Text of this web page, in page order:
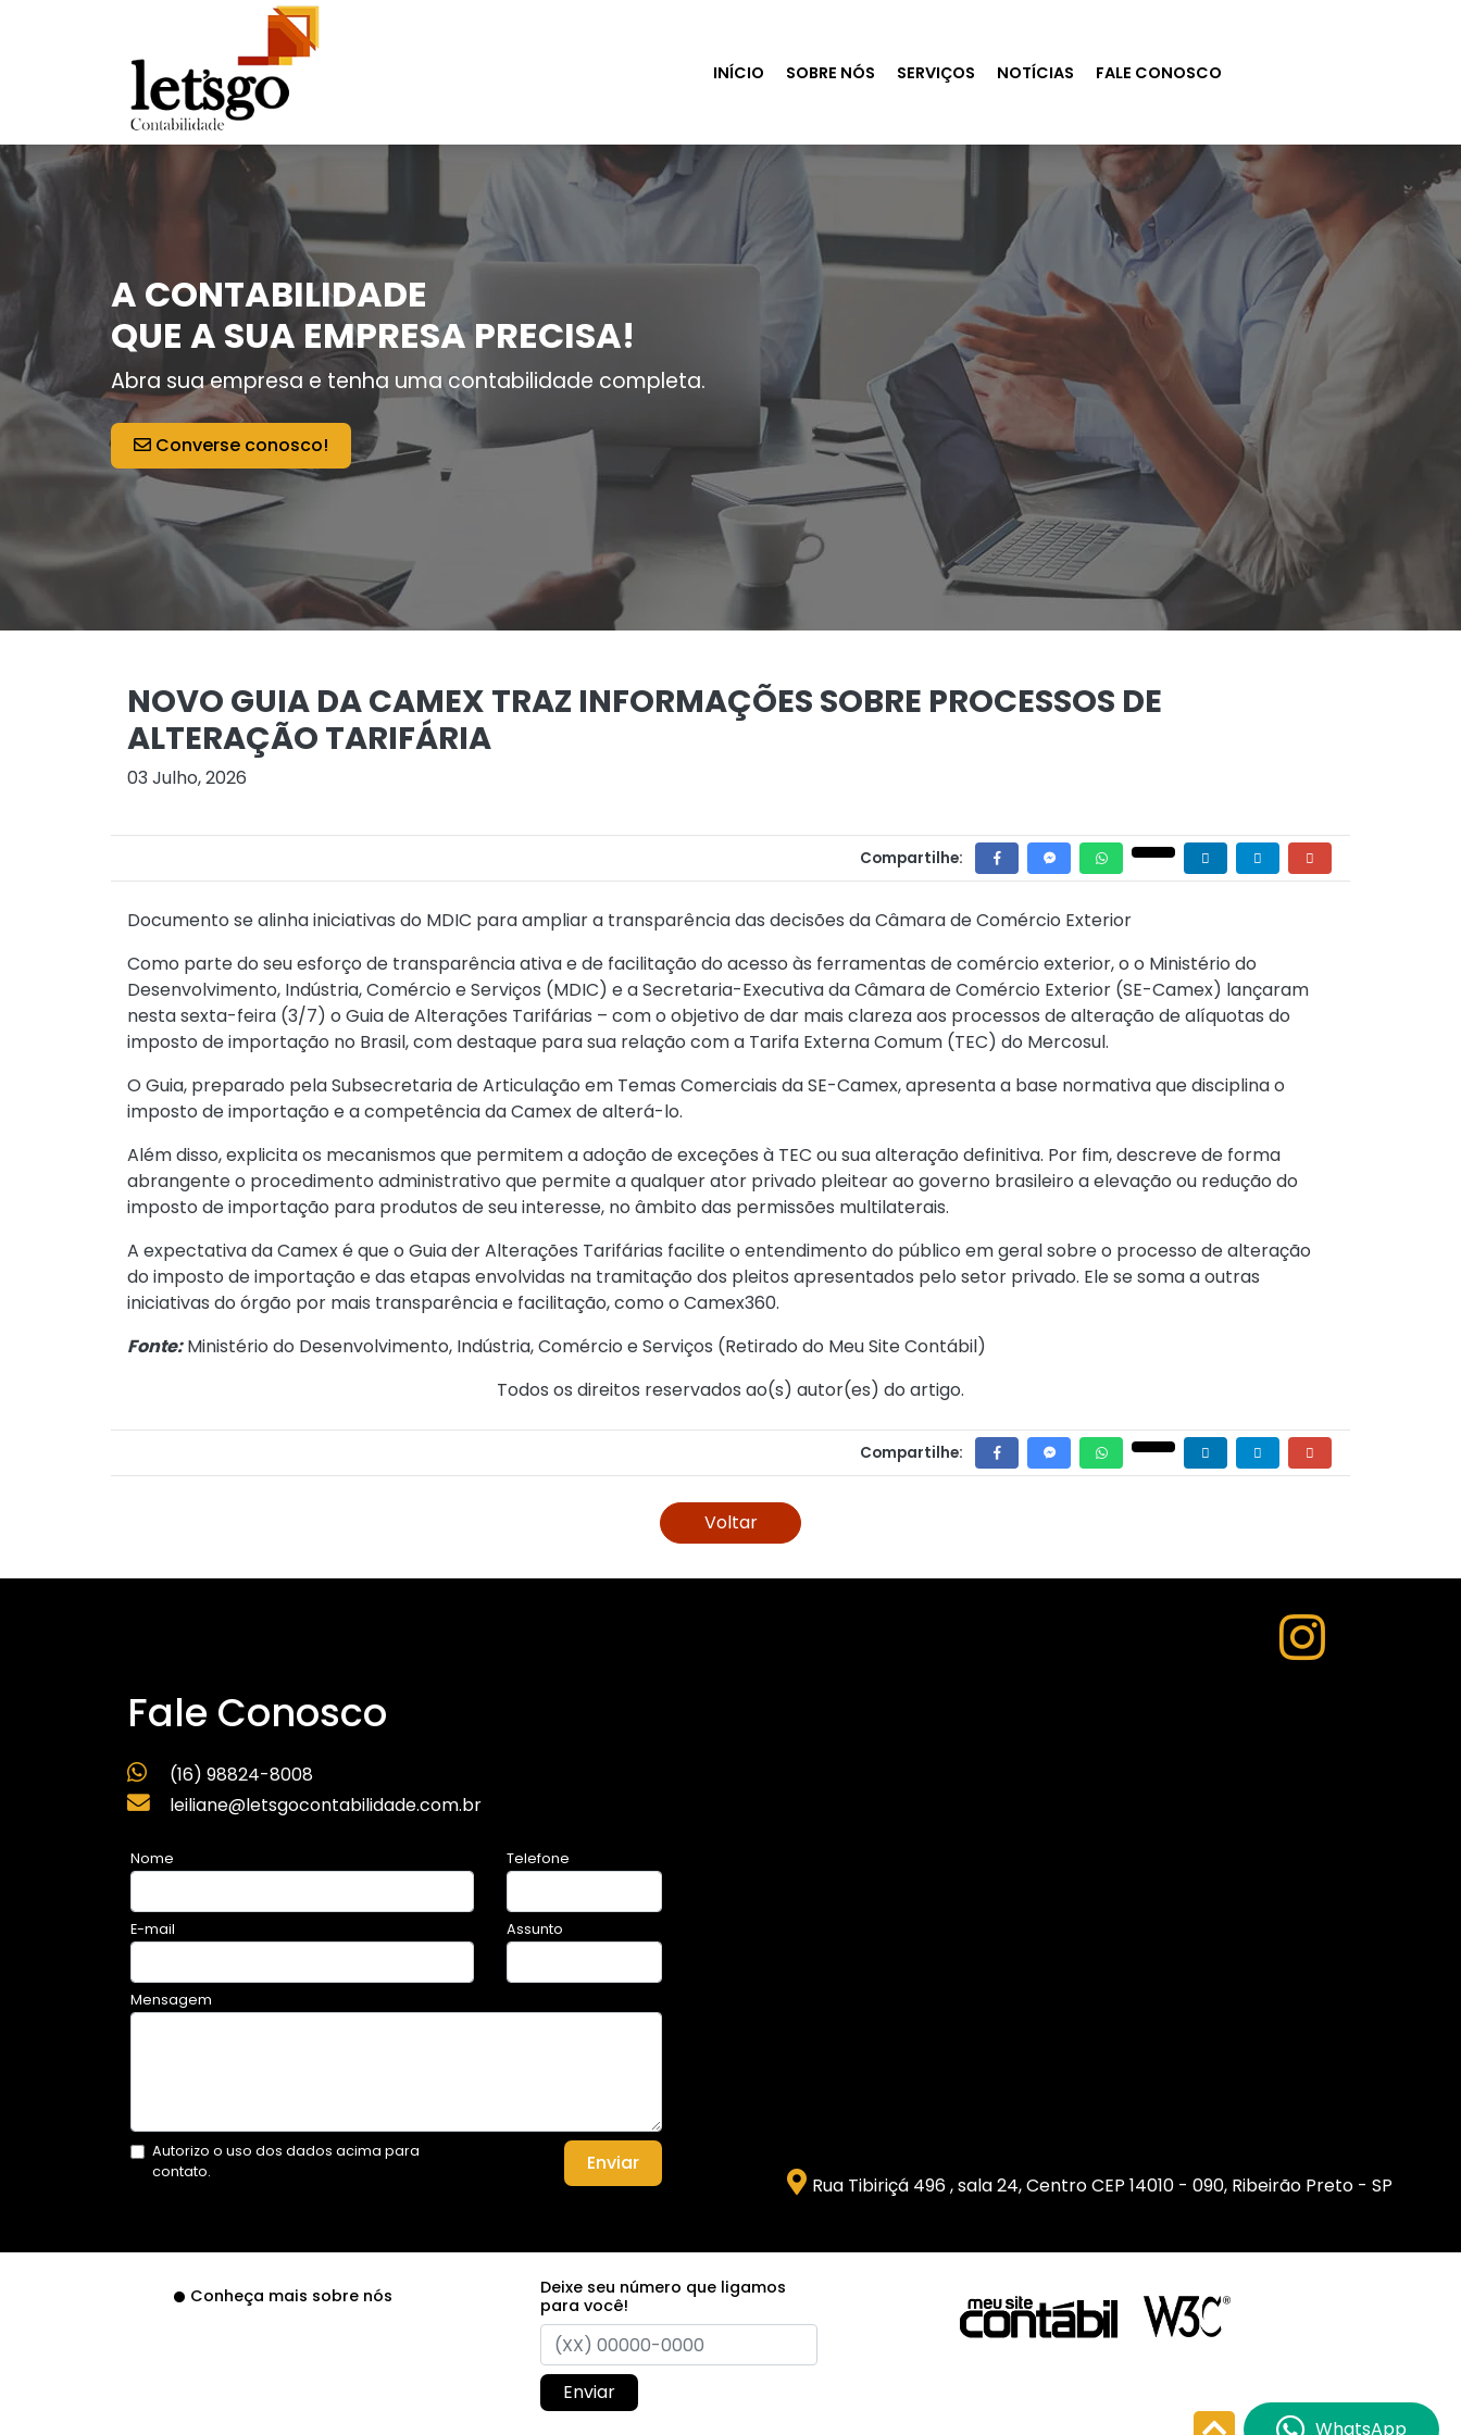
INÍCIO SOBRE NÓS SERVIÇOS NOTÍCIAS FALE CONOSCO
A CONTABILIDADE
QUE A SUA EMPRESA PRECISA!
Abra sua empresa e tenha uma contabilidade completa.
Converse conosco!
NOVO GUIA DA CAMEX TRAZ INFORMAÇÕES SOBRE PROCESSOS DE
ALTERAÇÃO TARIFÁRIA
03 Julho, 2026
Compartilhe:
Documento se alinha iniciativas do MDIC para ampliar a transparência das decisões da Câmara de Comércio Exterior
Como parte do seu esforço de transparência ativa e de facilitação do acesso às ferramentas de comércio exterior, o o Ministério do
Desenvolvimento, Indústria, Comércio e Serviços (MDIC) e a Secretaria-Executiva da Câmara de Comércio Exterior (SE-Camex) lançaram
nesta sexta-feira (3/7) o Guia de Alterações Tarifárias – com o objetivo de dar mais clareza aos processos de alteração de alíquotas do
imposto de importação no Brasil, com destaque para sua relação com a Tarifa Externa Comum (TEC) do Mercosul.
O Guia, preparado pela Subsecretaria de Articulação em Temas Comerciais da SE-Camex, apresenta a base normativa que disciplina o
imposto de importação e a competência da Camex de alterá-lo.
Além disso, explicita os mecanismos que permitem a adoção de exceções à TEC ou sua alteração definitiva. Por fim, descreve de forma
abrangente o procedimento administrativo que permite a qualquer ator privado pleitear ao governo brasileiro a elevação ou redução do
imposto de importação para produtos de seu interesse, no âmbito das permissões multilaterais.
A expectativa da Camex é que o Guia der Alterações Tarifárias facilite o entendimento do público em geral sobre o processo de alteração
do imposto de importação e das etapas envolvidas na tramitação dos pleitos apresentados pelo setor privado. Ele se soma a outras
iniciativas do órgão por mais transparência e facilitação, como o Camex360.
Fonte:Ministério do Desenvolvimento, Indústria, Comércio e Serviços (Retirado do Meu Site Contábil)
Todos os direitos reservados ao(s) autor(es) do artigo.
Compartilhe:
Voltar
Fale Conosco
(16) 98824-8008
leiliane@letsgocontabilidade.com.br
Nome Telefone
E-mail Assunto
Mensagem
Autorizo o uso dos dados acima para
contato.
Enviar
Rua Tibiriçá 496 , sala 24, Centro CEP 14010 - 090, Ribeirão Preto - SP
Conheça mais sobre nós
Deixe seu número que ligamos
para você!
Enviar
WhatsApp